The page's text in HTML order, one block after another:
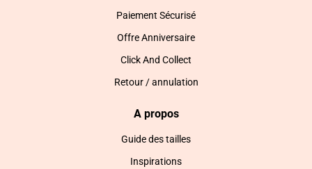
Paiement Sécurisé
Offre Anniversaire
Click And Collect
Retour / annulation
A propos
Guide des tailles
Inspirations